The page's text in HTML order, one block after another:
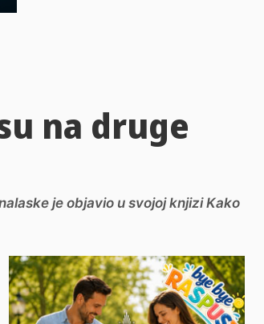
na druge
je objavio u svojoj knjizi Kako